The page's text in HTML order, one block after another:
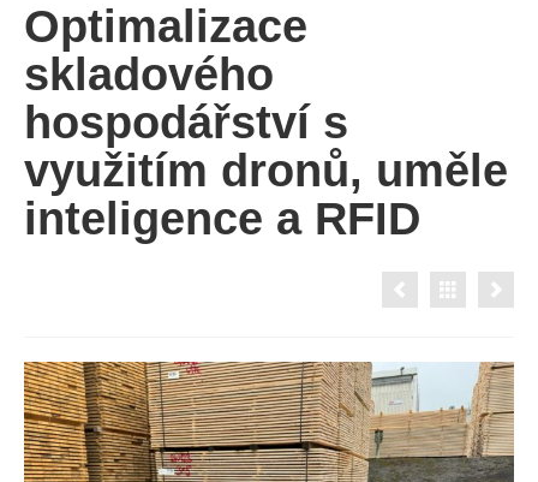
Optimalizace
skladového
hospodářství s
využitím dronů, uměle
inteligence a RFID